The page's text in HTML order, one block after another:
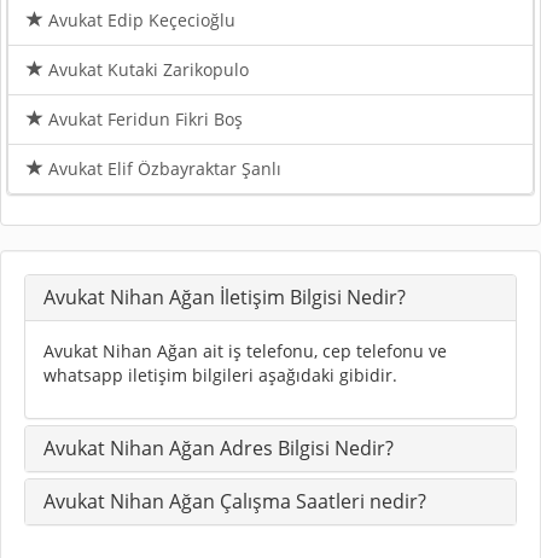
Avukat Edip Keçecioğlu
Avukat Kutaki Zarikopulo
Avukat Feridun Fikri Boş
Avukat Elif Özbayraktar Şanlı
Avukat Nihan Ağan İletişim Bilgisi Nedir?
Avukat Nihan Ağan ait iş telefonu, cep telefonu ve
whatsapp iletişim bilgileri aşağıdaki gibidir.
Avukat Nihan Ağan Adres Bilgisi Nedir?
Avukat Nihan Ağan Çalışma Saatleri nedir?